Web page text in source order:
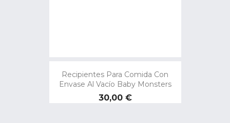
Recipientes Para Comida Con
Envase Al Vacío Baby Monsters
Precio
30,00 €